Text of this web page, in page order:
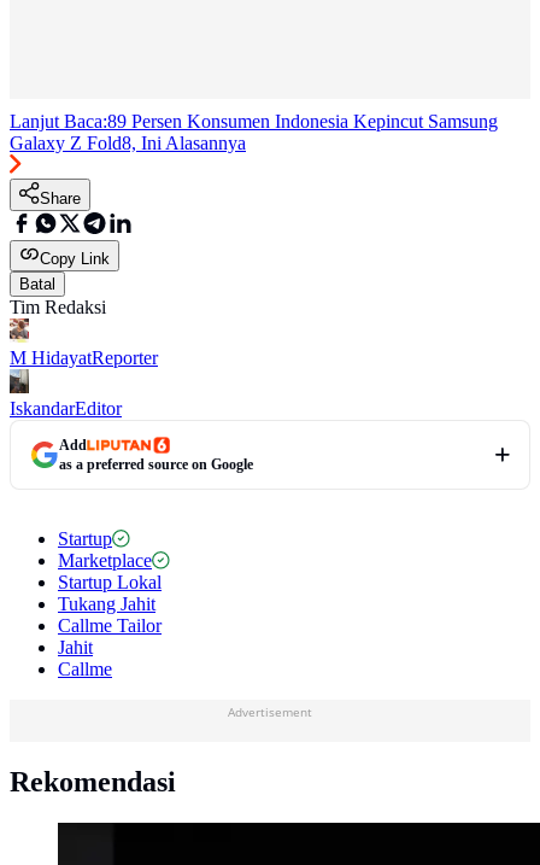
Lanjut Baca:89 Persen Konsumen Indonesia Kepincut Samsung
Galaxy Z Fold8, Ini Alasannya
Share
Copy Link
Batal
Tim Redaksi
M HidayatReporter
IskandarEditor
Add
as a preferred source on Google
Startup
Marketplace
Startup Lokal
Tukang Jahit
Callme Tailor
Jahit
Callme
Advertisement
Rekomendasi